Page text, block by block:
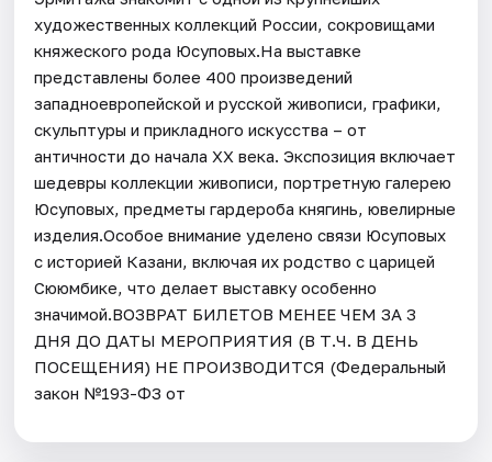
художественных коллекций России, сокровищами
княжеского рода Юсуповых.На выставке
представлены более 400 произведений
западноевропейской и русской живописи, графики,
скульптуры и прикладного искусства – от
античности до начала XX века. Экспозиция включает
шедевры коллекции живописи, портретную галерею
Юсуповых, предметы гардероба княгинь, ювелирные
изделия.Особое внимание уделено связи Юсуповых
с историей Казани, включая их родство с царицей
Сююмбике, что делает выставку особенно
значимой.ВОЗВРАТ БИЛЕТОВ МЕНЕЕ ЧЕМ ЗА 3
ДНЯ ДО ДАТЫ МЕРОПРИЯТИЯ (В Т.Ч. В ДЕНЬ
ПОСЕЩЕНИЯ) НЕ ПРОИЗВОДИТСЯ (Федеральный
закон №193-ФЗ от